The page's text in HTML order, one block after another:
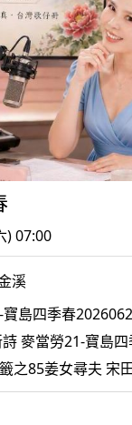
) 07:00
溪
寶島四季春
麥當勞21-寶島
之85姜女尋夫 宋